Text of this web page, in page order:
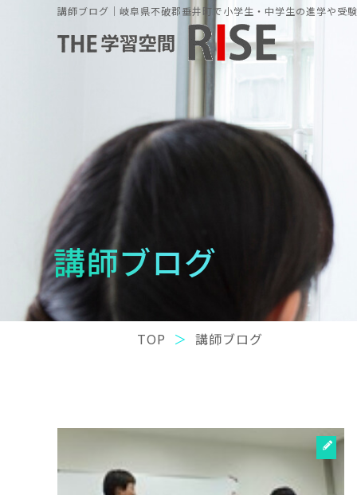
講師ブログ｜岐阜県不破郡垂井町で小学生・中学生の進学や受
講師ブログ
TOP 講師ブログ